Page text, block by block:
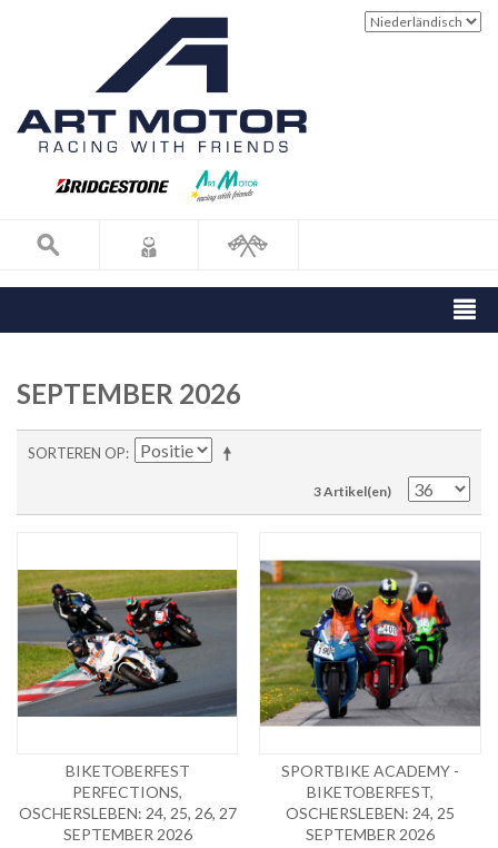
SEPTEMBER 2026
SORTEREN OP
3 Artikel(en)
BIKETOBERFEST
PERFECTIONS,
OSCHERSLEBEN: 24, 25, 26, 27
SEPTEMBER 2026
SPORTBIKE ACADEMY -
BIKETOBERFEST,
OSCHERSLEBEN: 24, 25
SEPTEMBER 2026